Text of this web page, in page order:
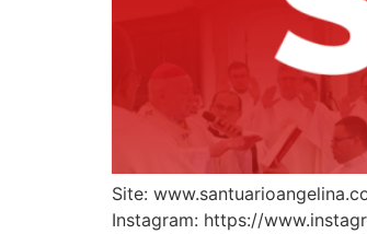
Site:
Instagram: https://